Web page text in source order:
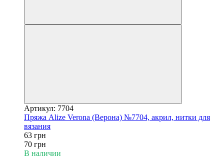
Артикул: 7704
Пряжа Alize Verona (Верона) №7704, акрил, нитки для
вязания
63 грн
70 грн
В наличии